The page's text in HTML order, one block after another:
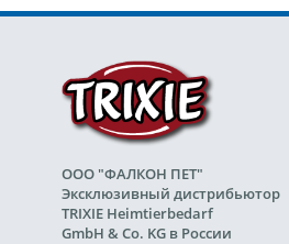
ООО "ФАЛКОН ПЕТ"
Эксклюзивный дистрибьютор
TRIXIE Heimtierbedarf
GmbH & Co. KG в России